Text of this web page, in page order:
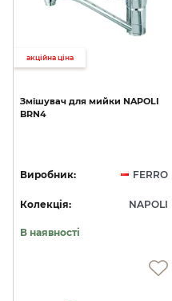
акційна ціна
Змішувач для мийки NAPOLI
BRN4
Виробник: FERRO
Колекція: NAPOLI
В наявності